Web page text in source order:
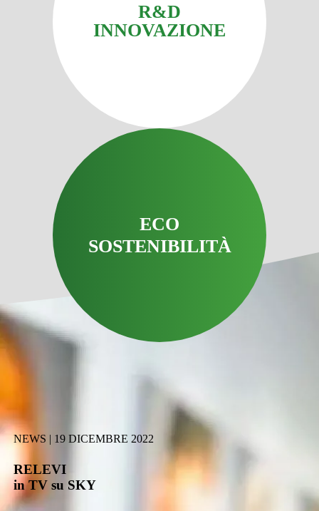
R&D
INNOVAZIONE
ECO
SOSTENIBILITÀ
NEWS | 19 DICEMBRE 2022
RELEVI
in TV su SKY